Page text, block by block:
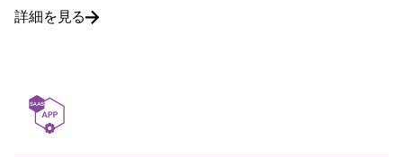
詳細を見る